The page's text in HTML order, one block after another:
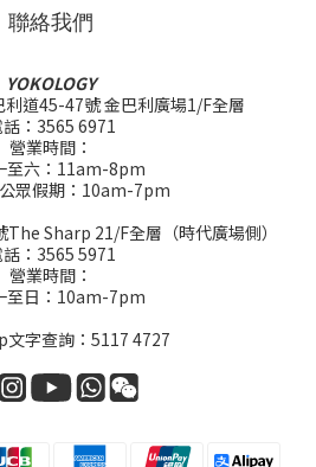
聯絡我們
YOKOLOGY
道45-47號 金巴利廣場1/F全層
話：3565 6971
營業時間：
至六：11am-8pm
眾假期：10am-7pm
Sharp 21/F全層（時代廣場側）
話：3565 5971
營業時間：
至日：10am-7pm
字查詢：5117 4727